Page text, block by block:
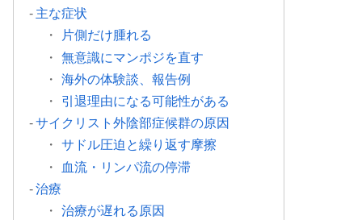
主な症状
片側だけ腫れる
無意識にマンポジを直す
海外の体験談、報告例
引退理由になる可能性がある
サイクリスト外陰部症候群の原因
サドル圧迫と繰り返す摩擦
血流・リンパ流の停滞
治療
治療が遅れる原因